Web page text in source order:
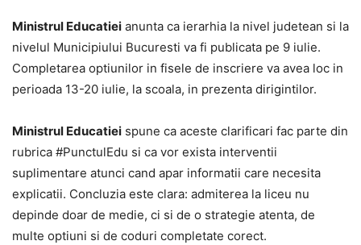
Ministrul Educatiei anunta ca ierarhia la nivel judetean si la
nivelul Municipiului Bucuresti va fi publicata pe 9 iulie.
Completarea optiunilor in fisele de inscriere va avea loc in
perioada 13-20 iulie, la scoala, in prezenta dirigintilor.
Ministrul Educatiei spune ca aceste clarificari fac parte din
rubrica #PunctulEdu si ca vor exista interventii
suplimentare atunci cand apar informatii care necesita
explicatii. Concluzia este clara: admiterea la liceu nu
depinde doar de medie, ci si de o strategie atenta, de
multe optiuni si de coduri completate corect.